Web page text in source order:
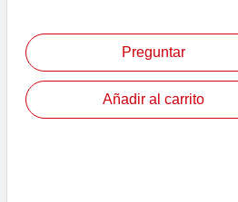
Preguntar
Añadir al carrito